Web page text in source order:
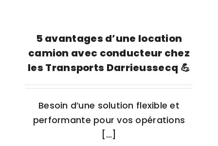
5 avantages d’une location
camion avec conducteur chez
les Transports Darrieussecq 💪
Besoin d’une solution flexible et
performante pour vos opérations
[...]